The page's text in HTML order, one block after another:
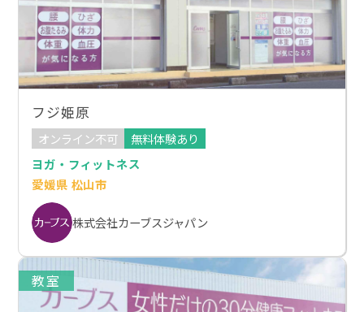
フジ姫原
オンライン不可
無料体験あり
ヨガ・フィットネス
愛媛県 松山市
株式会社カーブスジャパン
教室